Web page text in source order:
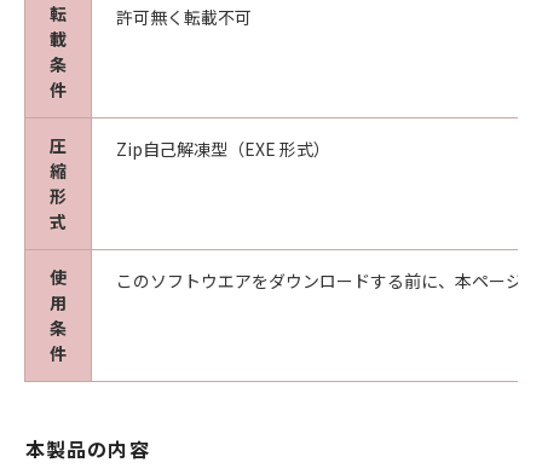
転
載
条
件
許可無く転載不可
圧
縮
形
式
Zip自己解凍型（EXE 形式）
使
用
条
件
このソフトウエアをダウンロードする前に、本ページ
本製品の内容